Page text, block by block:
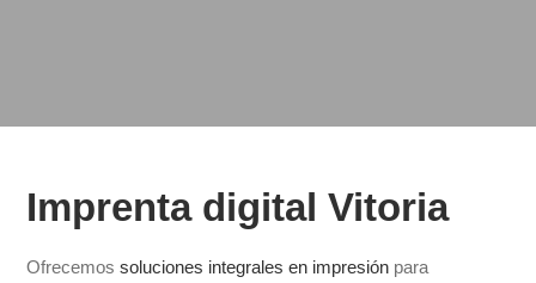
Imprenta digital Vitoria
Ofrecemossoluciones integrales en impresión para